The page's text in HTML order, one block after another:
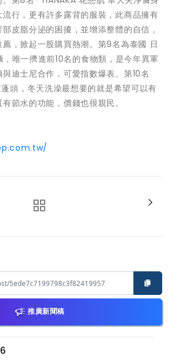
流行，更有許多露背的服裝，此商品擁有
皮脂分泌的困擾，並增添整體的自信，
，掀起一股購買熱潮。 第9名為泰國 日
，唯一擠進前10名的食物類，是今年異軍
迪士尼合作，可愛指數爆表。 第10名
頭 ，冬天洗澡最想要的就是希望可以有
節水的功能，價錢也很親民。
推廣新聞稿